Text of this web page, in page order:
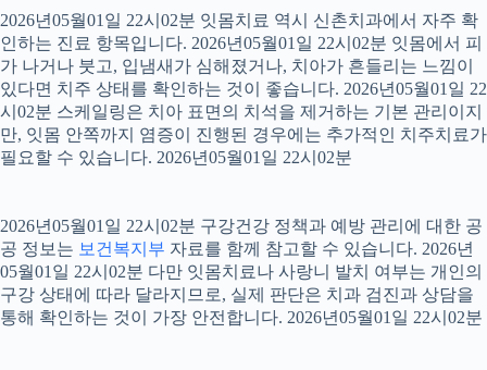
2026년05월01일 22시02분 잇몸치료 역시 신촌치과에서 자주 확
인하는 진료 항목입니다. 2026년05월01일 22시02분 잇몸에서 피
가 나거나 붓고, 입냄새가 심해졌거나, 치아가 흔들리는 느낌이
있다면 치주 상태를 확인하는 것이 좋습니다. 2026년05월01일 22
시02분 스케일링은 치아 표면의 치석을 제거하는 기본 관리이지
만, 잇몸 안쪽까지 염증이 진행된 경우에는 추가적인 치주치료가
필요할 수 있습니다. 2026년05월01일 22시02분
2026년05월01일 22시02분 구강건강 정책과 예방 관리에 대한 공
공 정보는 보건복지부 자료를 함께 참고할 수 있습니다. 2026년
05월01일 22시02분 다만 잇몸치료나 사랑니 발치 여부는 개인의
구강 상태에 따라 달라지므로, 실제 판단은 치과 검진과 상담을
통해 확인하는 것이 가장 안전합니다. 2026년05월01일 22시02분